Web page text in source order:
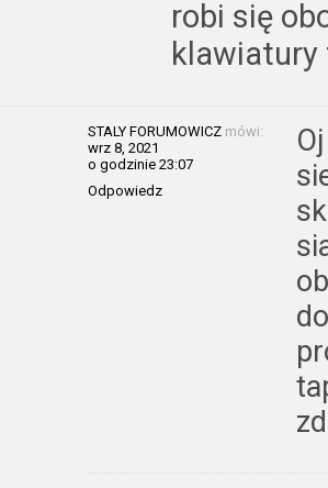
robi się
klawiatury
STALY FORUMOWICZ mówi:
wrz 8, 2021
o godzinie 23:07
Odpowiedz